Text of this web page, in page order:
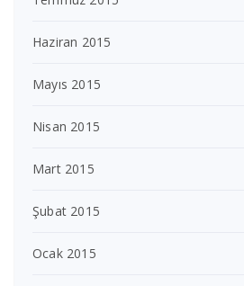
Haziran 2015
Mayıs 2015
Nisan 2015
Mart 2015
Şubat 2015
Ocak 2015